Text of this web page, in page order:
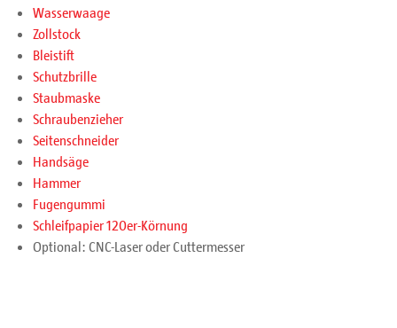
Wasserwaage
Zollstock
Bleistift
Schutzbrille
Staubmaske
Schraubenzieher
Seitenschneider
Handsäge
Hammer
Fugengummi
Schleifpapier 120er-Körnung
Optional: CNC-Laser oder Cuttermesser